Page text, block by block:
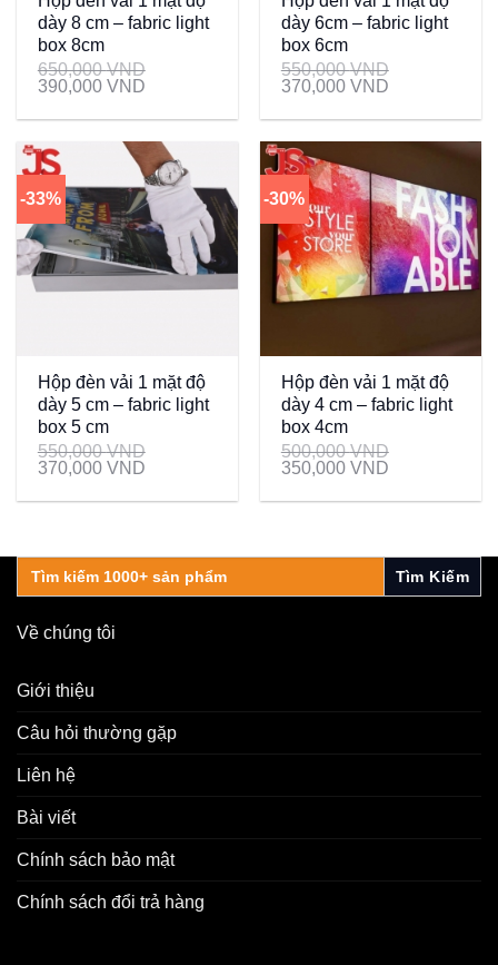
dày 8 cm – fabric light
box 8cm
650,000VND
390,000 VND
dày 6cm – fabric light
box 6cm
550,000VND
370,000 VND
-33%
Hộp đèn vải 1 mặt độ
dày 5 cm – fabric light
box 5 cm
550,000VND
370,000 VND
-30%
Hộp đèn vải 1 mặt độ
dày 4 cm – fabric light
box 4cm
500,000VND
350,000 VND
Search
for:
Về chúng tôi
Giới thiệu
Câu hỏi thường gặp
Liên hệ
Bài viết
Chính sách bảo mật
Chính sách đổi trả hàng